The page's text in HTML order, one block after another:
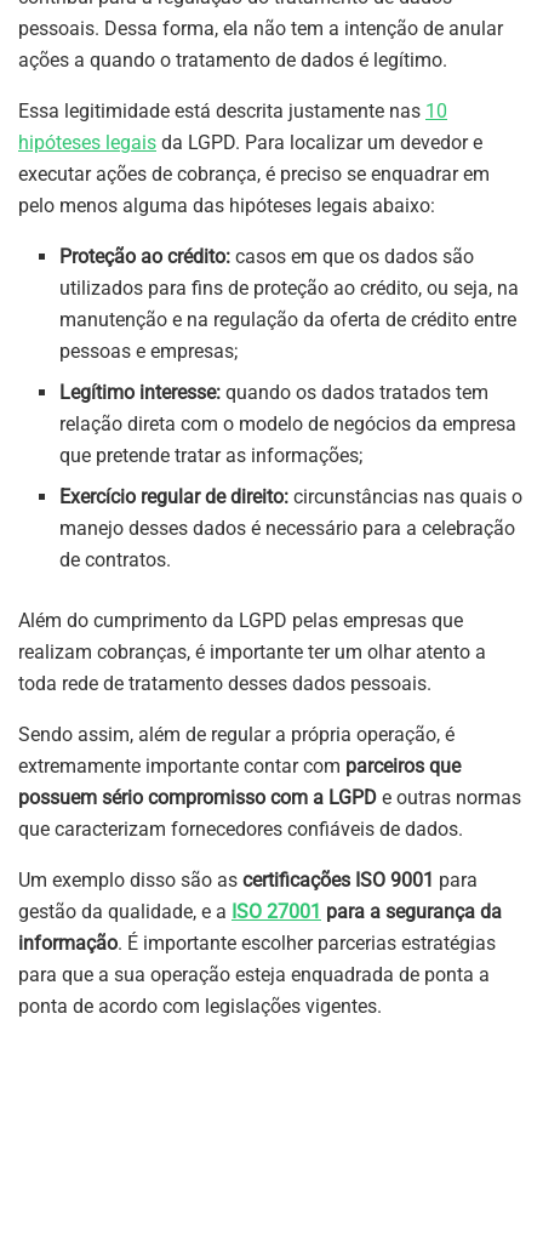
pessoais. Dessa forma, ela não tem a intenção de anular
ações a quando o tratamento de dados é legítimo.
Essa legitimidade está descrita justamente nas 10
hipóteses legais da LGPD. Para localizar um devedor e
executar ações de cobrança, é preciso se enquadrar em
pelo menos alguma das hipóteses legais abaixo:
Proteção ao crédito: casos em que os dados são
utilizados para fins de proteção ao crédito, ou seja, na
manutenção e na regulação da oferta de crédito entre
pessoas e empresas;
Legítimo interesse:quando os dados tratados tem
relação direta com o modelo de negócios da empresa
que pretende tratar as informações;
Exercício regular de direito:circunstâncias nas quais o
manejo desses dados é necessário para a celebração
de contratos.
Além do cumprimento da LGPD pelas empresas que
realizam cobranças, é importante ter um olhar atento a
toda rede de tratamento desses dados pessoais.
Sendo assim, além de regular a própria operação, é
extremamente importante contar com parceiros que
possuem sério compromisso com a LGPD e outras normas
que caracterizam fornecedores confiáveis de dados.
Um exemplo disso são as certificações ISO 9001 para
gestão da qualidade, e a ISO 27001 para a segurança da
informação. É importante escolher parcerias estratégias
para que a sua operação esteja enquadrada de ponta a
ponta de acordo com legislações vigentes.